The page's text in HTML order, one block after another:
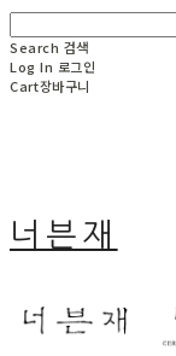
Search 검색
Log In 로그인
Cart장바구니
너븐재